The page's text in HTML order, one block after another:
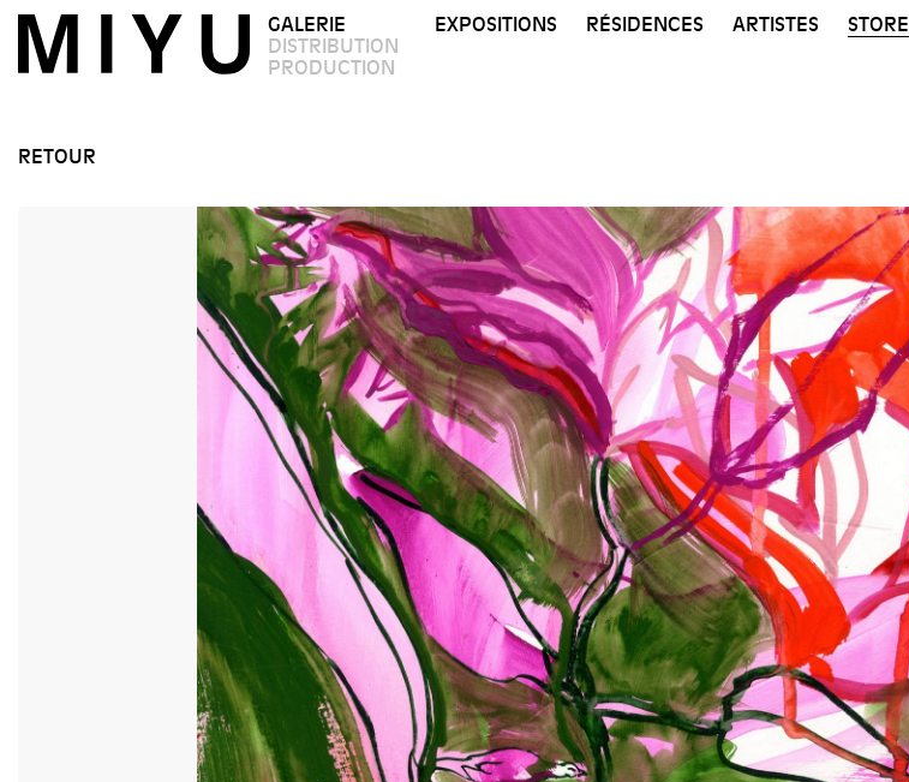
GALERIE
DISTRIBUTION
PRODUCTION
EXPOSITIONS RÉSIDENCES ARTISTES STORE
RETOUR